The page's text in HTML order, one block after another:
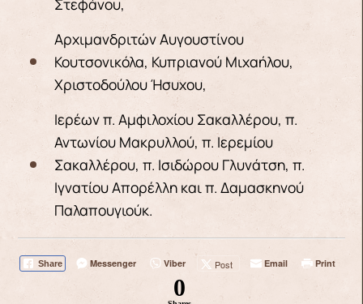
Αρχιμανδριτών Αυγουστίνου
Κουτσονικόλα, Κυπριανού Μιχαήλου,
Χριστοδούλου Ήσυχου,
Ιερέων π. Αμφιλοχίου Σακαλλέρου, π.
Αντωνίου Μακρυλλού, π. Ιερεμίου
Σακαλλέρου, π. Ισιδώρου Γλυνάτση, π.
Ιγνατίου Απορέλλη και π. Δαμασκηνού
Παλαπουγιούκ.
Share Messenger Viber Post Email Print
0